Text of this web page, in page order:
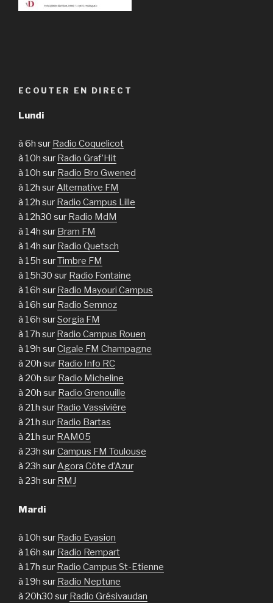
ECOUTER EN DIRECT
Lundi
à 6h sur Radio Coquelicot
à 10h sur Radio Graf’Hit
à 10h sur Radio Bro Gwened
à 12h surAlternative FM
à 12h sur Radio Campus Lille
à 12h30 sur Radio MdM
à 14h sur Bram FM
à 14h sur Radio Quetsch
à 15h surTimbre FM
à 15h30 sur Radio Fontaine
à 16h sur Radio Mayouri Campus
à 16h sur Radio Semnoz
à 16h surSorgia FM
à 17h sur Radio Campus Rouen
à 19h surCigale FM Champagne
à 20h sur Radio Info RC
à 20h sur Radio Micheline
à 20h sur Radio Grenouille
à 21h sur Radio Vassivière
à 21h sur Radio Bartas
à 21h sur RAM05
à 23h surCampus FM Toulouse
à 23h surAgora Côte d’Azur
à 23h sur RMJ
Mardi
à 10h sur Radio Evasion
à 16h sur Radio Rempart
à 17h sur Radio Campus St-Etienne
à 19h sur Radio Neptune
à 20h30 sur Radio Grésivaudan